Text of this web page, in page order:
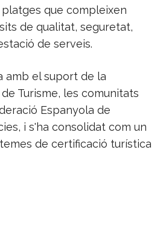
que compleixen
de qualitat, seguretat,
de serveis.
amb el suport de la
Turisme, les comunitats
Espanyola de
i s'ha consolidat com un
de certificació turística